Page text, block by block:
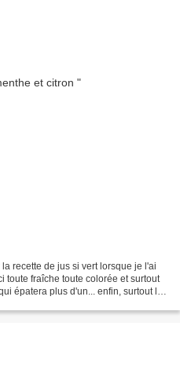
recette de jus si vert lorsque je l'ai
toute fraîche toute colorée et surtout
épatera plus d'un... enfin, surtout les